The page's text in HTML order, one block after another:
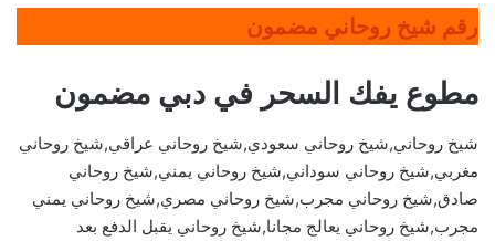
رقم شيخ روحاني مضمون
مطوع يفك السحر في دبي مضمون
شيخ روحاني,شيخ روحاني سعودي,شيخ روحاني عراقي,شيخ روحاني
مغربي,شيخ روحاني سوداني,شيخ روحاني يمني,شيخ روحاني
صادق,شيخ روحاني مجرب,شيخ روحاني مصري,شيخ روحاني يمني
مجرب,شيخ روحاني يعالج مجانا,شيخ روحاني يقبل الدفع بعد